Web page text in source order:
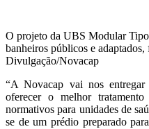
O projeto da UBS Modular
banheiros públicos e
Divulgação/Novacap
“A Novacap vai nos entregar
oferecer o melhor
normativos para unidades de
se de um prédio preparado